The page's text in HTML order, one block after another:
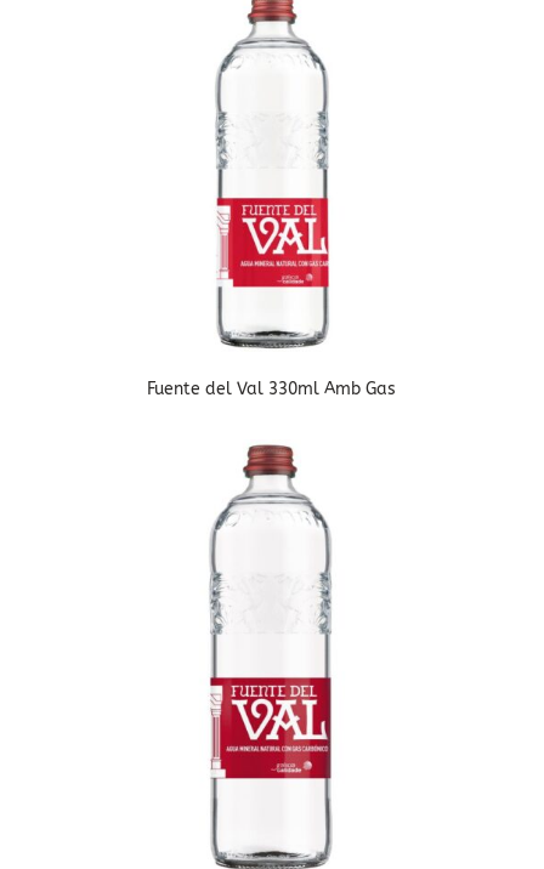
Fuente del Val 330ml Amb Gas